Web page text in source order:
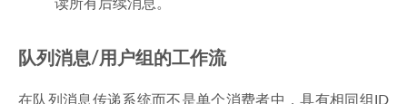
读所有后续消息。
队列消息/用户组的工作流
在队列消息传递系统而不是单个消费者中，具有相同组ID